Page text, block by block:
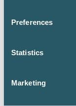
Preferences
Statistics
Marketing